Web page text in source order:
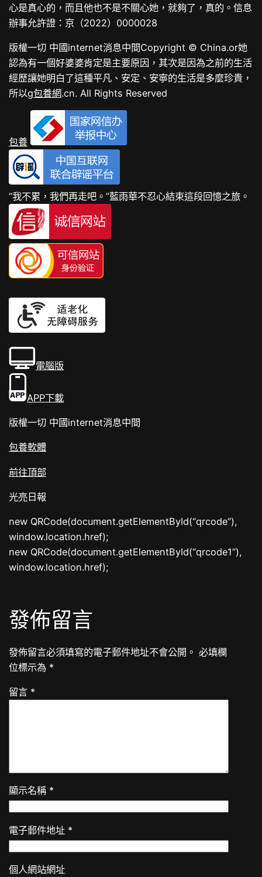
心是真心的，而且他也不是不關心她，就夠了，真的。信息
辦事允許證：京（2022）0000028
版權一切 中國internet消息中間Copyright © China.or她
認為有一個好婆婆肯定是主要原因，其次是因為之前的生活
經歷讓她明白了這種平凡、安定、安寧的生活是多麼珍貴，
所以g包養網.cn. All Rights Reserved
包養
“我不累，我們再走吧。”藍雨華不忍心結束這段回憶之旅。
電腦版
APP下載
版權一切 中國internet消息中間
包養軟體
前往頂部
光亮日報
new QRCode(document.getElementById(“qrcode”),
window.location.href);
new QRCode(document.getElementById(“qrcode1”),
window.location.href);
發佈留言
發佈留言必須填寫的電子郵件地址不會公開。 必填欄
位標示為 *
留言 *
顯示名稱 *
電子郵件地址 *
個人網站網址